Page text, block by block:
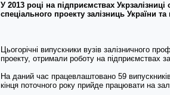
У 2013 році на підприємствах
спеціального проекту залізниць України
Цьогорічні випускники вузів залізничного
проекту, отримали роботу на підприємствах
На даний час працевлаштовано 59
кінця поточного року прийде працювати на